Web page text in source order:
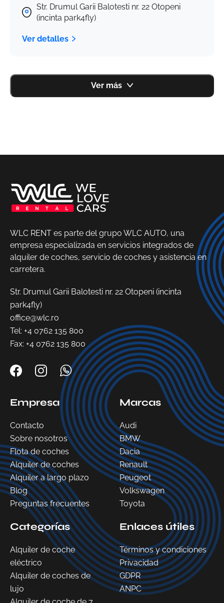
Str. Drumul Garii Balotesti nr. 22 Otopeni
(incinta park4fly)
Ver detalles
Ver más
WLC RENT es parte del grupo WLC AUTO, una
empresa especializada en servicios integrados de
alquiler de coches, servicio de coches y asistencia en
carretera.
Str. Drumul Garii Balotesti nr. 22 Otopeni (incinta
park4fly)
office@wlc.ro
Tel: +4 0762 135 800
Fax: +4 0762 135 800
Empresa
Contacto
Sobre nosotros
Flota de coches
Alquiler de coches
Alquiler a largo plazo
Blog
Preguntas frecuentes
Marcas
Audi
BMW
Dacia
Renault
Peugeot
Volkswagen
Toyota
Categorías
Alquiler de coche
eléctrico
Alquiler de coches de
lujo
Enlaces útiles
Términos y condiciones
Privacidad
GDPR
ANPC